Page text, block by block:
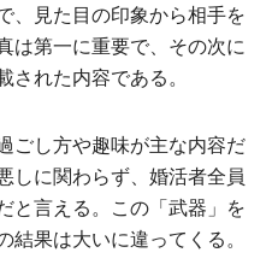
、見た目の印象から相手を
は第一に重要で、その次に
された内容である。
ごし方や趣味が主な内容だ
しに関わらず、婚活者全員
と言える。この「武器」を
結果は大いに違ってくる。